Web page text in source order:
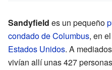
Sandyfield es un pequeño
condado de Columbus, en
Estados Unidos. A
vivían allí unas 427